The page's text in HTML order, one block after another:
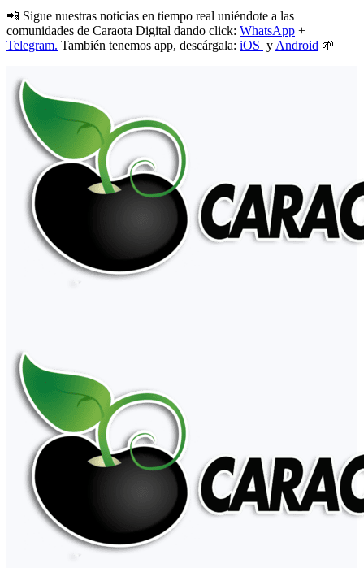
📲 Sigue nuestras noticias en tiempo real uniéndote a las
comunidades de Caraota Digital dando click: WhatsApp +
Telegram. También tenemos app, descárgala: iOS y Android 🌱